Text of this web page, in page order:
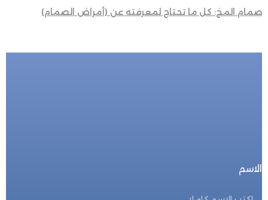
صمام المخ: كل ما تحتاج لمعرفته عن (أمراض الصمام)
الاسم